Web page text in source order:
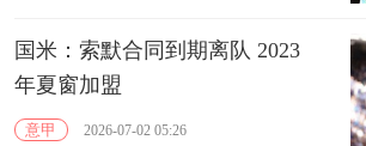
国米：索默合同到期离队 2023
年夏窗加盟
意甲 2026-07-02 05:26